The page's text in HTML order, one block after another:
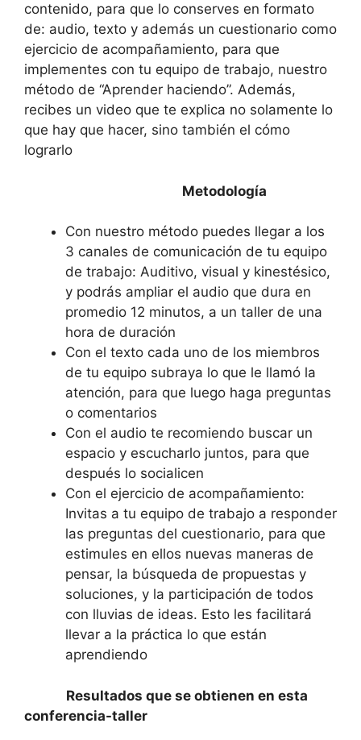
contenido, para que lo conserves en formato
de: audio, texto y además un cuestionario como
ejercicio de acompañamiento, para que
implementes con tu equipo de trabajo, nuestro
método de “Aprender haciendo”. Además,
recibes un video que te explica no solamente lo
que hay que hacer, sino también el cómo
lograrlo
Metodología
Con nuestro método puedes llegar a los
3 canales de comunicación de tu equipo
de trabajo: Auditivo, visual y kinestésico,
y podrás ampliar el audio que dura en
promedio 12 minutos, a un taller de una
hora de duración
Con el texto cada uno de los miembros
de tu equipo subraya lo que le llamó la
atención, para que luego haga preguntas
o comentarios
Con el audio te recomiendo buscar un
espacio y escucharlo juntos, para que
después lo socialicen
Con el ejercicio de acompañamiento:
Invitas a tu equipo de trabajo a responder
las preguntas del cuestionario, para que
estimules en ellos nuevas maneras de
pensar, la búsqueda de propuestas y
soluciones, y la participación de todos
con lluvias de ideas. Esto les facilitará
llevar a la práctica lo que están
aprendiendo
Resultados que se obtienen en esta
conferencia-taller